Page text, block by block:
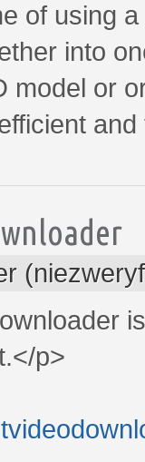
of using
into
model or
p>